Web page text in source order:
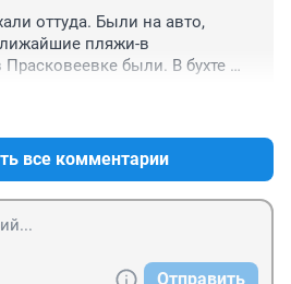
оттуда. Были на авто,
пляжи-в
были. В бухте
гелем, воду не глотали
все комментарии
Отправить